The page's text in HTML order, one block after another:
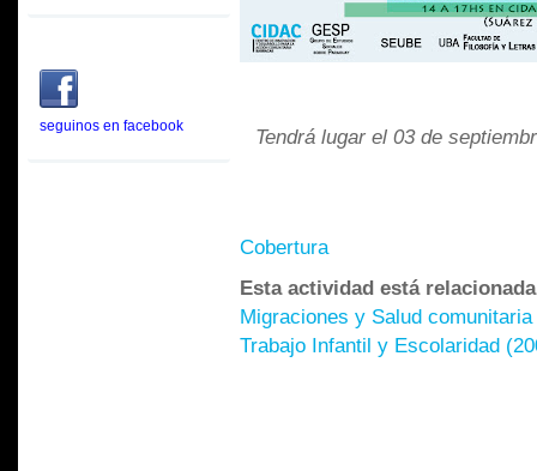
seguinos en facebook Tendrá lugar el 03 de
Cobertura
Esta actividad está
Migraciones y Salud comunitaria
Trabajo Infantil y Escolaridad